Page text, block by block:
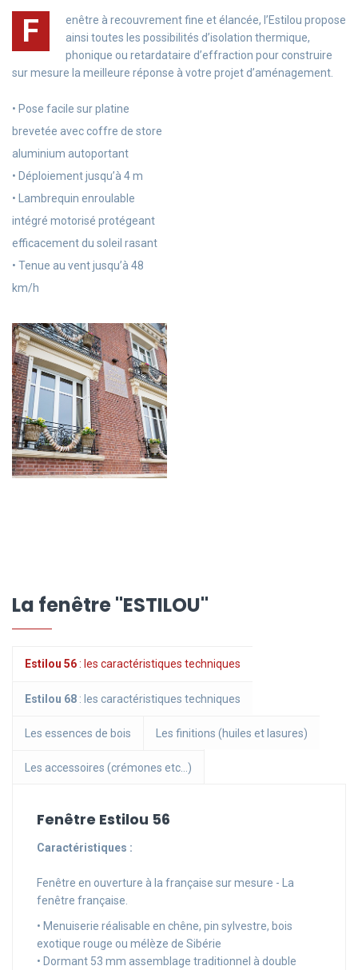
F
enêtre à recouvrement fine et élancée, l’Estilou propose
ainsi toutes les possibilités d’isolation thermique,
phonique ou retardataire d’effraction pour construire
sur mesure la meilleure réponse à votre projet d’aménagement.
• Pose facile sur platine
brevetée avec coffre de store
aluminium autoportant
• Déploiement jusqu’à 4 m
• Lambrequin enroulable
intégré motorisé protégeant
efficacement du soleil rasant
• Tenue au vent jusqu’à 48
km/h
La fenêtre "ESTILOU"
Estilou 56: les caractéristiques techniques
Estilou 68 : les caractéristiques techniques
Les essences de bois Les finitions (huiles et lasures)
Les accessoires (crémones etc...)
Fenêtre Estilou 56
Caractéristiques :
Fenêtre en ouverture à la française sur mesure - La
fenêtre française.
• Menuiserie réalisable en chêne, pin sylvestre, bois
exotique rouge ou mélèze de Sibérie
• Dormant 53 mm assemblage traditionnel à double